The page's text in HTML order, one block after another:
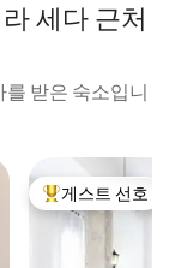
세다 근처
받은 숙소입니
상위 게스트 선호
게스트 선호